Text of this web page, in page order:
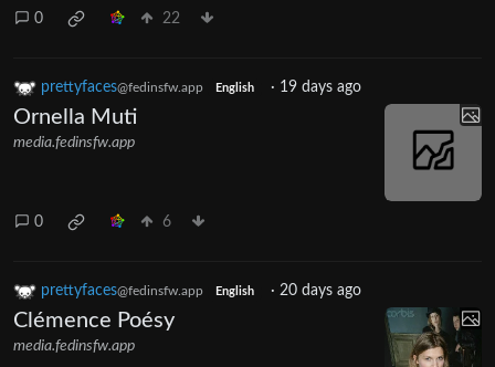
0 22
prettyfaces@fedinsfw.app English · 19 days ago
Ornella Muti
media.fedinsfw.app
0 6
prettyfaces@fedinsfw.app English · 20 days ago
Clémence Poésy
media.fedinsfw.app